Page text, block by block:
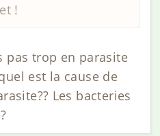
!
pas trop en parasite
est la cause de
Les bacteries